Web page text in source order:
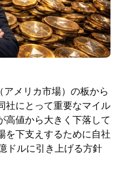
アメリカ市場）の板から
社にとって重要なマイル
高値から大きく下落して
を下支えするために自社
ドルに引き上げる方針